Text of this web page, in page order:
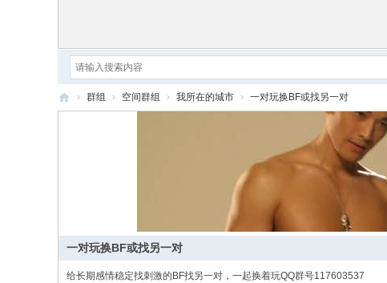
社
区
› 群组 › 空间群组 › 我所在的城市 › 一对玩换BF或找另一对
一对玩换BF或找另一对
给长期感情稳定找刺激的BF找另一对，一起换着玩QQ群号117603537